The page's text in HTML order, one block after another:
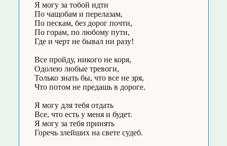
Я могу за тобой идти
По чащобам и перелазам,
По пескам, без дорог почти,
По горам, по любому пути,
Где и черт не бывал ни разу!
Все пройду, никого не коря,
Одолею любые тревоги,
Только знать бы, что все не зря,
Что потом не предашь в дороге.
Я могу для тебя отдать
Все, что есть у меня и будет.
Я могу за тебя принять
Горечь злейших на свете судеб.